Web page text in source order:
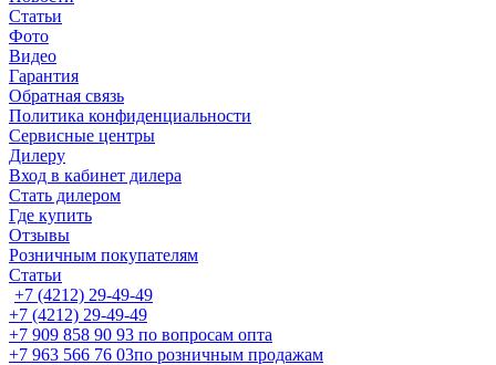
Статьи
Фото
Видео
Гарантия
Обратная связь
Политика конфиденциальности
Сервисные центры
Дилеру
Вход в кабинет дилера
Стать дилером
Где купить
Отзывы
Розничным покупателям
Статьи
+7 (4212) 29-49-49
+7 (4212) 29-49-49
+7 909 858 90 93 по вопросам опта
+7 963 566 76 03по розничным продажам